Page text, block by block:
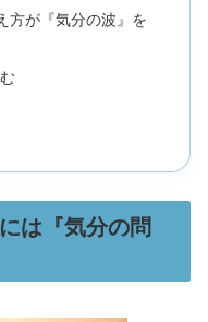
方が『気分の波』を
は『気分の問